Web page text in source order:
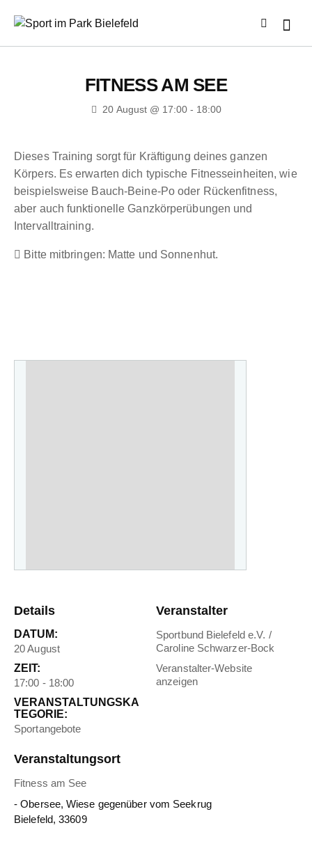
FITNESS AM SEE
20 August @ 17:00- 18:00
Dieses Training sorgt für Kräftigung deines ganzen
Körpers. Es erwarten dich typische Fitnesseinheiten, wie
beispielsweise Bauch-Beine-Po oder Rückenfitness,
aber auch funktionelle Ganzkörperübungen und
Intervalltraining.
Bitte mitbringen: Matte und Sonnenhut.
Details
DATUM:
20 August
ZEIT:
17:00 - 18:00
VERANSTALTUNGSKA
TEGORIE:
Sportangebote
Veranstaltungsort
Fitness am See
- Obersee, Wiese gegenüber vom Seekrug
Bielefeld, 33609
Veranstalter
Sportbund Bielefeld e.V. /
Caroline Schwarzer-Bock
Veranstalter-Website
anzeigen